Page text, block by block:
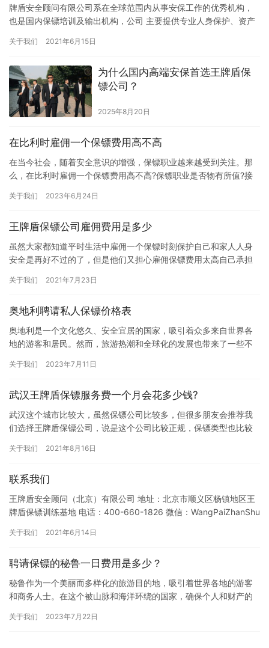
牌盾安全顾问有限公司系在全球范围内从事安保工作的优秀机构，
也是国内保镖培训及输出机构，公司 主要提供专业人身保护、资产
对地…
关于我们 2021年6月15日
为什么国内高端安保首选王牌盾保
镖公司？
2025年8月20日
在比利时雇佣一个保镖费用高不高
在当今社会，随着安全意识的增强，保镖职业越来越受到关注。那
么，在比利时雇佣一个保镖费用高不高?保镖职业是否物有所值?接
…
关于我们 2023年6月24日
王牌盾保镖公司雇佣费用是多少
虽然大家都知道平时生活中雇佣一个保镖时刻保护自己和家人人身
安全是再好不过的了，但是他们又担心雇佣保镖费用太高自己承担
保…
关于我们 2021年7月23日
奥地利聘请私人保镖价格表
奥地利是一个文化悠久、安全宜居的国家，吸引着众多来自世界各
地的游客和居民。然而，旅游热潮和全球化的发展也带来了一些不
人保镖…
关于我们 2023年7月11日
武汉王牌盾保镖服务费一个月会花多少钱?
武汉这个城市比较大，虽然保镖公司比较多，但很多朋友会推荐我
们选择王牌盾保镖公司，说是这个公司比较正规，保镖类型也比较
会花多…
关于我们 2021年8月16日
联系我们
王牌盾安全顾问（北京）有限公司 地址：北京市顺义区杨镇地区王
牌盾保镖训练基地 电话：400-660-1826 微信：WangPaiZhanShu
关于我们 2021年6月14日
聘请保镖的秘鲁一日费用是多少？
秘鲁作为一个美丽而多样化的旅游目的地，吸引着世界各地的游客
和商务人士。在这个被山脉和海洋环绕的国家，确保个人和财产的
明智的…
关于我们 2023年7月22日